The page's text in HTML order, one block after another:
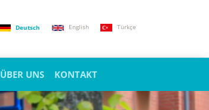
Deutsch English Türkçe
ÜBER UNS KONTAKT